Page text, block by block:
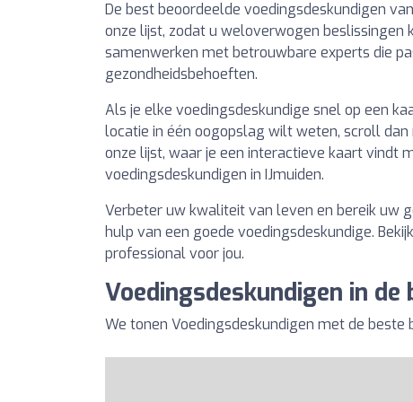
De best beoordeelde voedingsdeskundigen
onze lijst, zodat u weloverwogen beslissingen
samenwerken met betrouwbare experts die
gezondheidsbehoeften.
Als je elke voedingsdeskundige snel op een
locatie in één oogopslag wilt weten, scroll dan
onze lijst, waar je een interactieve kaart vindt
voedingsdeskundigen in IJmuiden.
Verbeter uw kwaliteit van leven en bereik uw
hulp van een goede voedingsdeskundige.
professional voor jou.
Voedingsdeskundigen in de
We tonen Voedingsdeskundigen met de